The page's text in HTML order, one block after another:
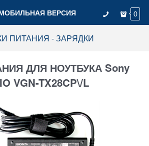
ВЕРСИЯ 0
ПИТАНИЯ - ЗАРЯДКИ
ДЛЯ НОУТБУКА Sony
VGN-TX28CP\/L